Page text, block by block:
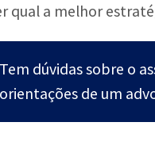
qual a melhor
Tem dúvidas sobre o
orientações de um